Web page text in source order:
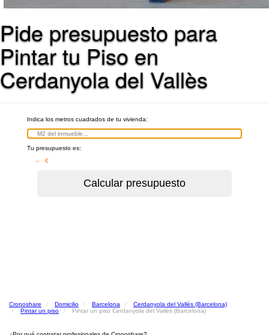
Pide presupuesto para
Pintar tu Piso en
Cerdanyola del Vallès
Indica los metros cuadrados de tu vivienda:
Tu presupuesto es:
– €
Cronoshare Domicilio Barcelona
Cerdanyola del Vallès (Barcelona)
Pintar un piso
Pintar un piso Cerdanyola del Vallès (Barcelona)